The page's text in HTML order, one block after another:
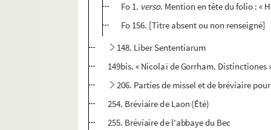
Fo 1. verso. Mention en tête du folio : «
Fo 156. [Titre absent ou non renseigné]
148. Liber Sententiarum
149bis. « Nicolaï de Gorrham. Distinctiones
206. Parties de missel et de bréviaire
254. Bréviaire de Laon (Été)
255. Bréviaire de l'abbaye du Bec